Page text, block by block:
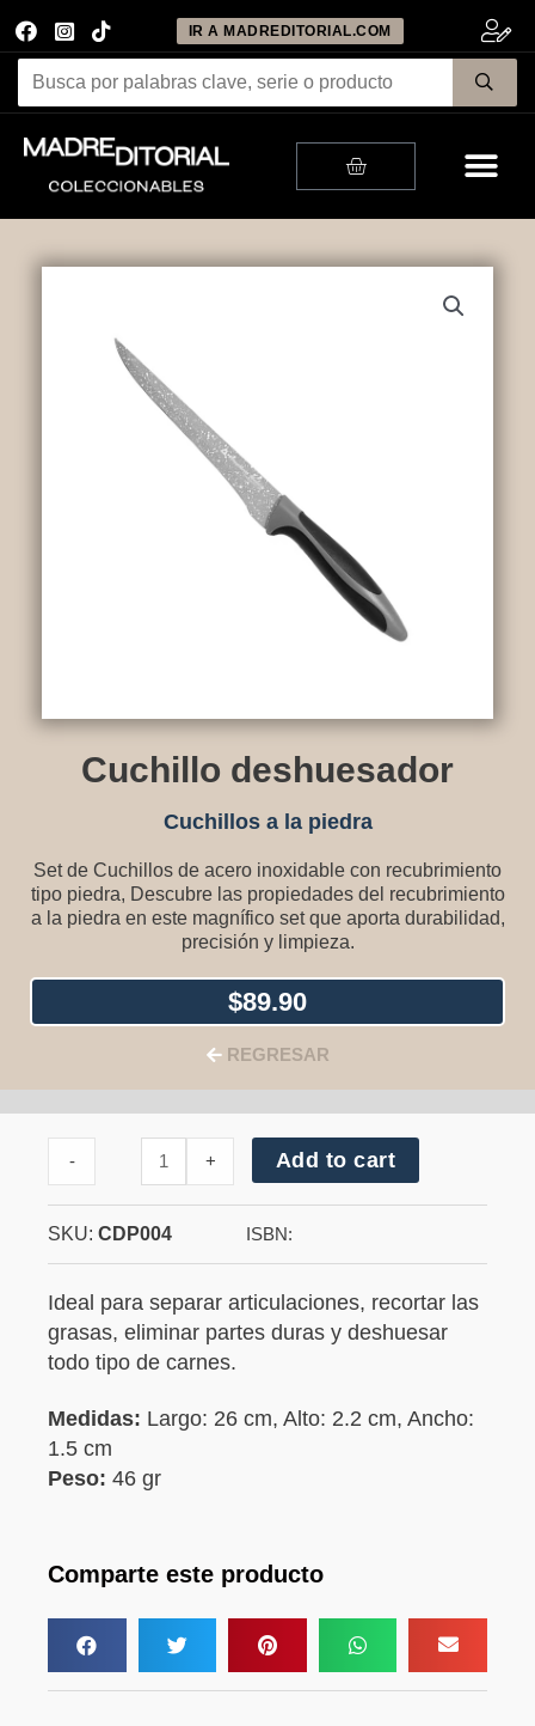
IR A MADREDITORIAL.COM
Cart
Cuchillo deshuesador
Cuchillos a la piedra
Set de Cuchillos de acero inoxidable con recubrimiento
tipo piedra, Descubre las propiedades del recubrimiento
a la piedra en este magnífico set que aporta durabilidad,
precisión y limpieza.
$89.90
REGRESAR
Cuchillo
deshuesador
- + Add to cart
SKU: CDP004 ISBN:
Ideal para separar articulaciones, recortar las
grasas, eliminar partes duras y deshuesar
todo tipo de carnes.
Medidas: Largo: 26 cm, Alto: 2.2 cm, Ancho:
1.5 cm
Peso: 46 gr
Comparte este producto